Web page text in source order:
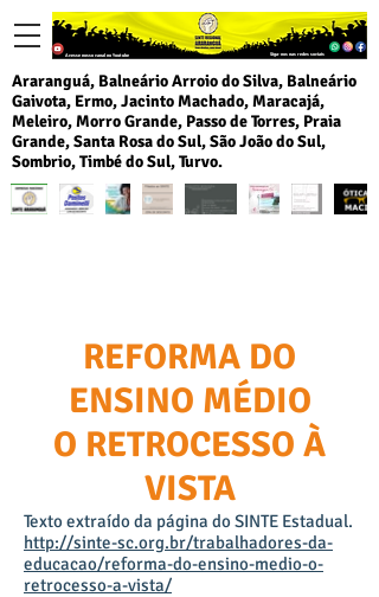
Acesse nosso canal no Youtube Siga-nos nas redes sociais
Araranguá, Balneário Arroio do Silva, Balneário
Gaivota, Ermo, Jacinto Machado, Maracajá,
Meleiro, Morro Grande, Passo de Torres, Praia
Grande, Santa Rosa do Sul, São João do Sul,
Sombrio, Timbé do Sul, Turvo.
REFORMA DO
ENSINO MÉDIO
O RETROCESSO À
VISTA
Texto extraído da página do SINTE Estadual.
http://sinte-sc.org.br/trabalhadores-da-
educacao/reforma-do-ensino-medio-o-
retrocesso-a-vista/